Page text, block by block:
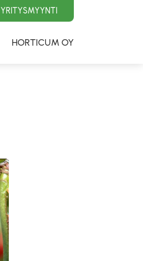
YRITYSMYYNTI
HORTICUM OY